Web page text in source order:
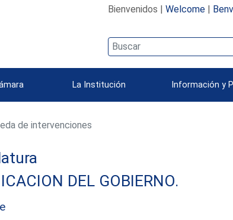
Bienvenidos | Welcome|
La Institución Información y
de intervenciones
DEL GOBIERNO.